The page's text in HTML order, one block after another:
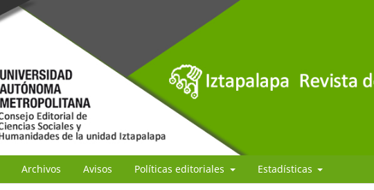
Archivos Avisos Políticas editoriales Estadísticas